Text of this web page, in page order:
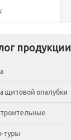
продукции
щитовой опалубки
рамные
туры